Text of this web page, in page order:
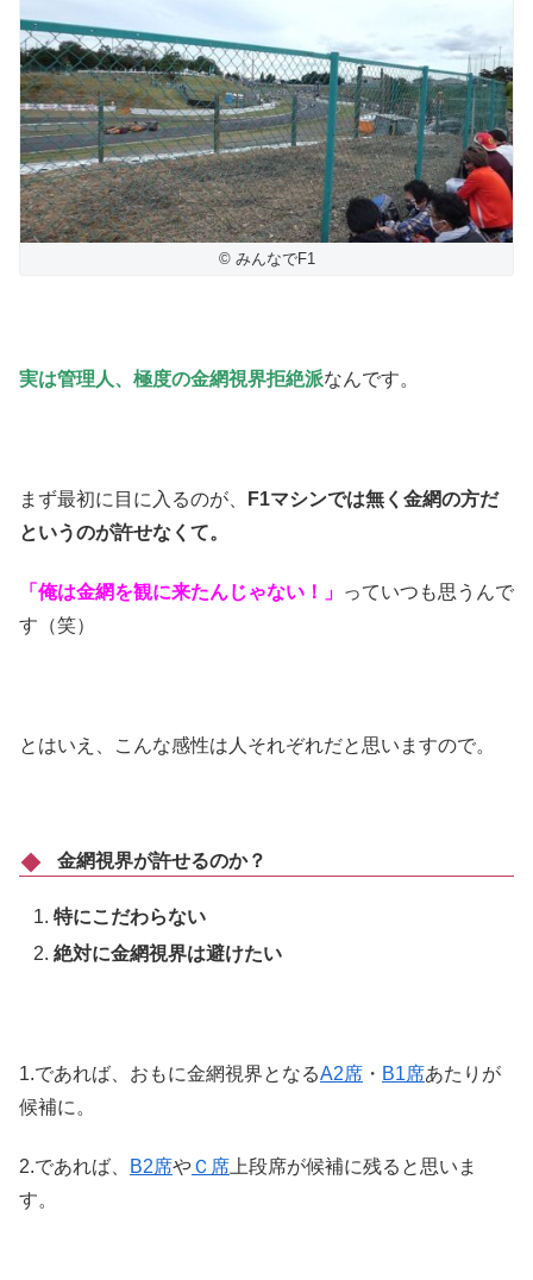
© みんなでF1
実は管理人、極度の金網視界拒絶派なんです。
まず最初に目に入るのが、
F1マシンでは無く金網の方だ
というのが許せなくて。
「俺は金網を観に来たんじゃない！」 っていつも思うんで
す（笑）
とはいえ、こんな感性は人それぞれだと思いますので。
金網視界が許せるのか？
特にこだわらない
絶対に金網視界は避けたい
1.であれば、おもに金網視界となるA2席 ・ B1席あたりが
候補に。
2.であれば、 B2席やＣ席 上段席が候補に残ると思いま
す。